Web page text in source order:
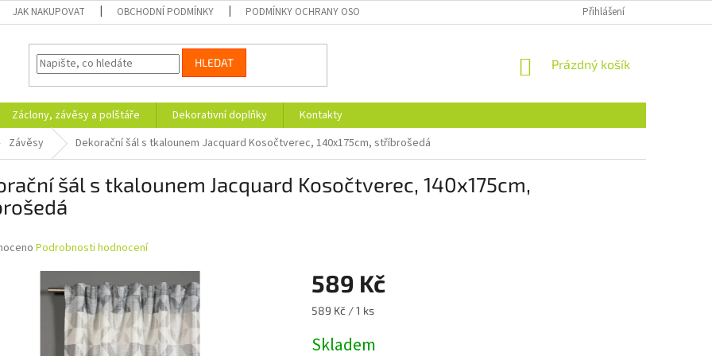
JAK NAKUPOVAT OBCHODNÍ PODMÍNKY PODMÍNKY OCHRANY OSOBNÍCH ÚDAJŮ FORMULÁŘ PRO
Přihlášení
HLEDAT
NÁKUPNÍ
Prázdný košík
Záclony, závěsy a polštáře Dekorativní doplňky
Kontakty
Závěsy Dekorační šál s tkalounem Jacquard Kosočtverec, 140x175cm, stříbrošedá
šál s tkalounem Jacquard Kosočtverec, 140x175cm,
Podrobnosti hodnocení
589 Kč
Měrná
589 Kč / 1 ks
Skladem